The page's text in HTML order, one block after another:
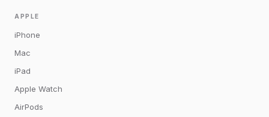
APPLE
iPhone
Mac
iPad
Apple Watch
AirPods